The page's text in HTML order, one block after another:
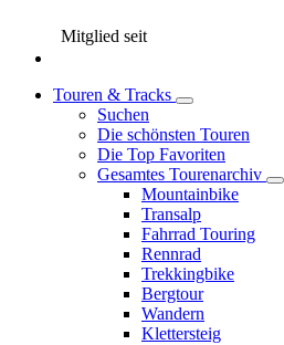
Mitglied seit
Touren & Tracks
Suchen
Die schönsten Touren
Die Top Favoriten
Gesamtes Tourenarchiv
Mountainbike
Transalp
Fahrrad Touring
Rennrad
Trekkingbike
Bergtour
Wandern
Klettersteig